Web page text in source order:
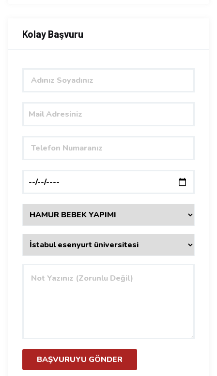
Kolay Başvuru
BAŞVURUYU GÖNDER